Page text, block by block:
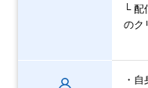
└ 配
のク
・